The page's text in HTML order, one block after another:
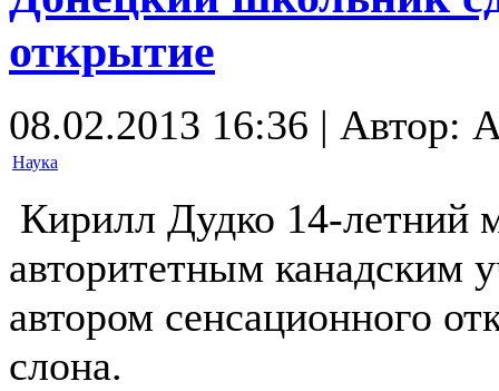
открытие
08.02.2013 16:36 | Автор:
Наука
Кирилл Дудко 14-летний
авторитетным канадским
автором сенсационного
слона.